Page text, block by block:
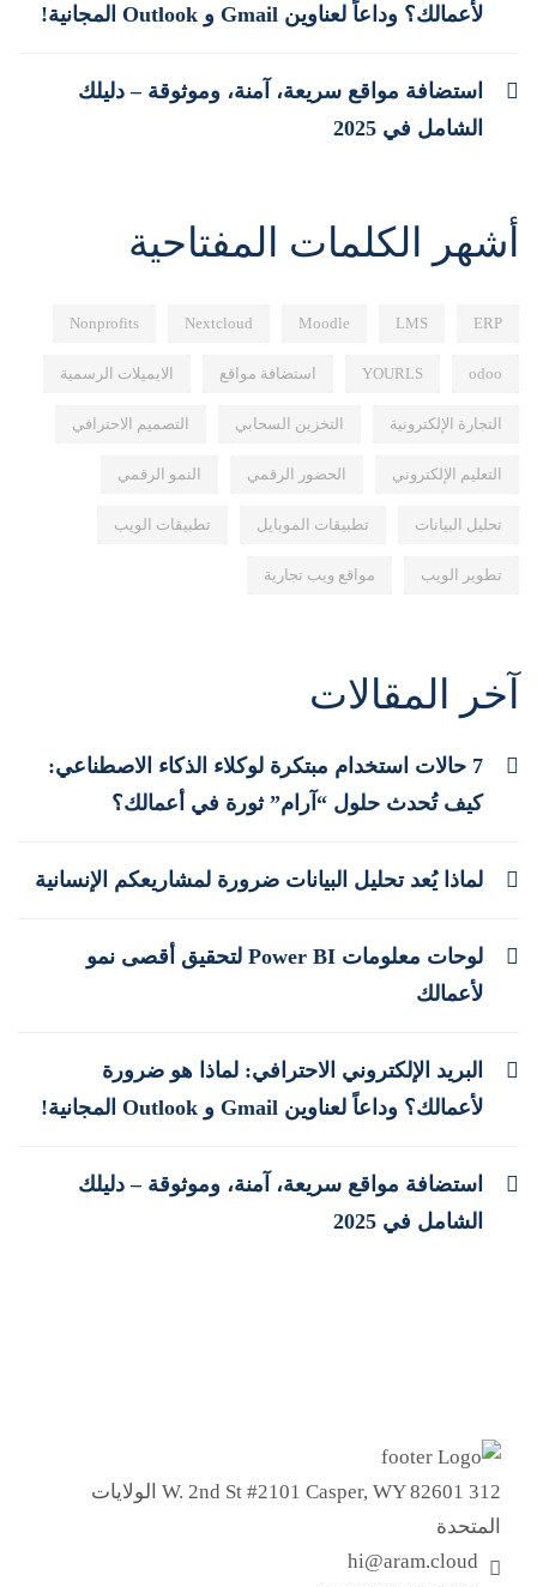
لأعمالك؟ وداعاً لعناوين Gmail و Outlook المجانية!
استضافة مواقع سريعة، آمنة، وموثوقة – دليلك
الشامل في 2025
أشهر الكلمات المفتاحية
ERP
LMS
Moodle
Nextcloud
Nonprofits
odoo
YOURLS استضافة مواقع الايميلات الرسمية
التجارة الإلكترونية التخزين السحابي التصميم الاحترافي
التعليم الإلكتروني الحضور الرقمي النمو الرقمي
تحليل البيانات تطبيقات الموبايل تطبيقات الويب
تطوير الويب مواقع ويب تجارية
آخر المقالات
7 حالات استخدام مبتكرة لوكلاء الذكاء الاصطناعي:
كيف تُحدث حلول “آرام” ثورة في أعمالك؟
لماذا يُعد تحليل البيانات ضرورة لمشاريعكم الإنسانية
لوحات معلومات Power BI لتحقيق أقصى نمو
لأعمالك
البريد الإلكتروني الاحترافي: لماذا هو ضرورة
لأعمالك؟ وداعاً لعناوين Gmail و Outlook المجانية!
استضافة مواقع سريعة، آمنة، وموثوقة – دليلك
الشامل في 2025
312 W. 2nd St #2101 Casper, WY 82601 الولايات
المتحدة
hi@aram.cloud